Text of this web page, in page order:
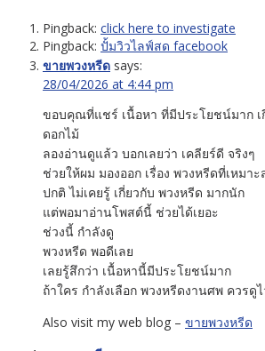
Pingback: click here to investigate
Pingback: ปั้มวิวไลฟ์สด facebook
ขายพวงหรีด says:
28/04/2026 at 4:44 pm
ขอบคุณที่แชร์ เนื้อหา ที่มีประโยชน์มาก เ
ดอกไม้
ลองอ่านดูแล้ว บอกเลยว่า เคลียร์ดี จริงๆ
ช่วยให้ผม มองออก เรื่อง พวงหรีดที่เหมา
ปกติ ไม่เคยรู้ เกี่ยวกับ พวงหรีด มากนัก
แต่พอมาอ่านโพสต์นี้ ช่วยได้เยอะ
ช่วงนี้ กำลังดู
พวงหรีด พอดีเลย
เลยรู้สึกว่า เนื้อหานี้มีประโยชน์มาก
ถ้าใคร กำลังเลือก พวงหรีดงานศพ ควรดูไ
Also visit my web blog – ขายพวงหรีด